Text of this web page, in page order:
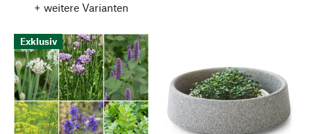
+ weitere Varianten
Exklusiv